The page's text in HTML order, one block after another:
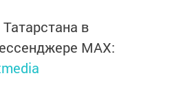
в
MАХ: